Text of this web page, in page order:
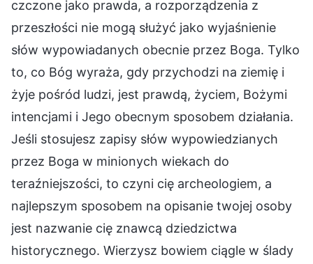
czczone jako prawda, a rozporządzenia z
przeszłości nie mogą służyć jako wyjaśnienie
słów wypowiadanych obecnie przez Boga. Tylko
to, co Bóg wyraża, gdy przychodzi na ziemię i
żyje pośród ludzi, jest prawdą, życiem, Bożymi
intencjami i Jego obecnym sposobem działania.
Jeśli stosujesz zapisy słów wypowiedzianych
przez Boga w minionych wiekach do
teraźniejszości, to czyni cię archeologiem, a
najlepszym sposobem na opisanie twojej osoby
jest nazwanie cię znawcą dziedzictwa
historycznego. Wierzysz bowiem ciągle w ślady